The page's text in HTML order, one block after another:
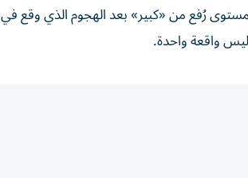
⁠رُفع من «كبير» بعد الهجوم الذي وقع
واقعة واحدة.